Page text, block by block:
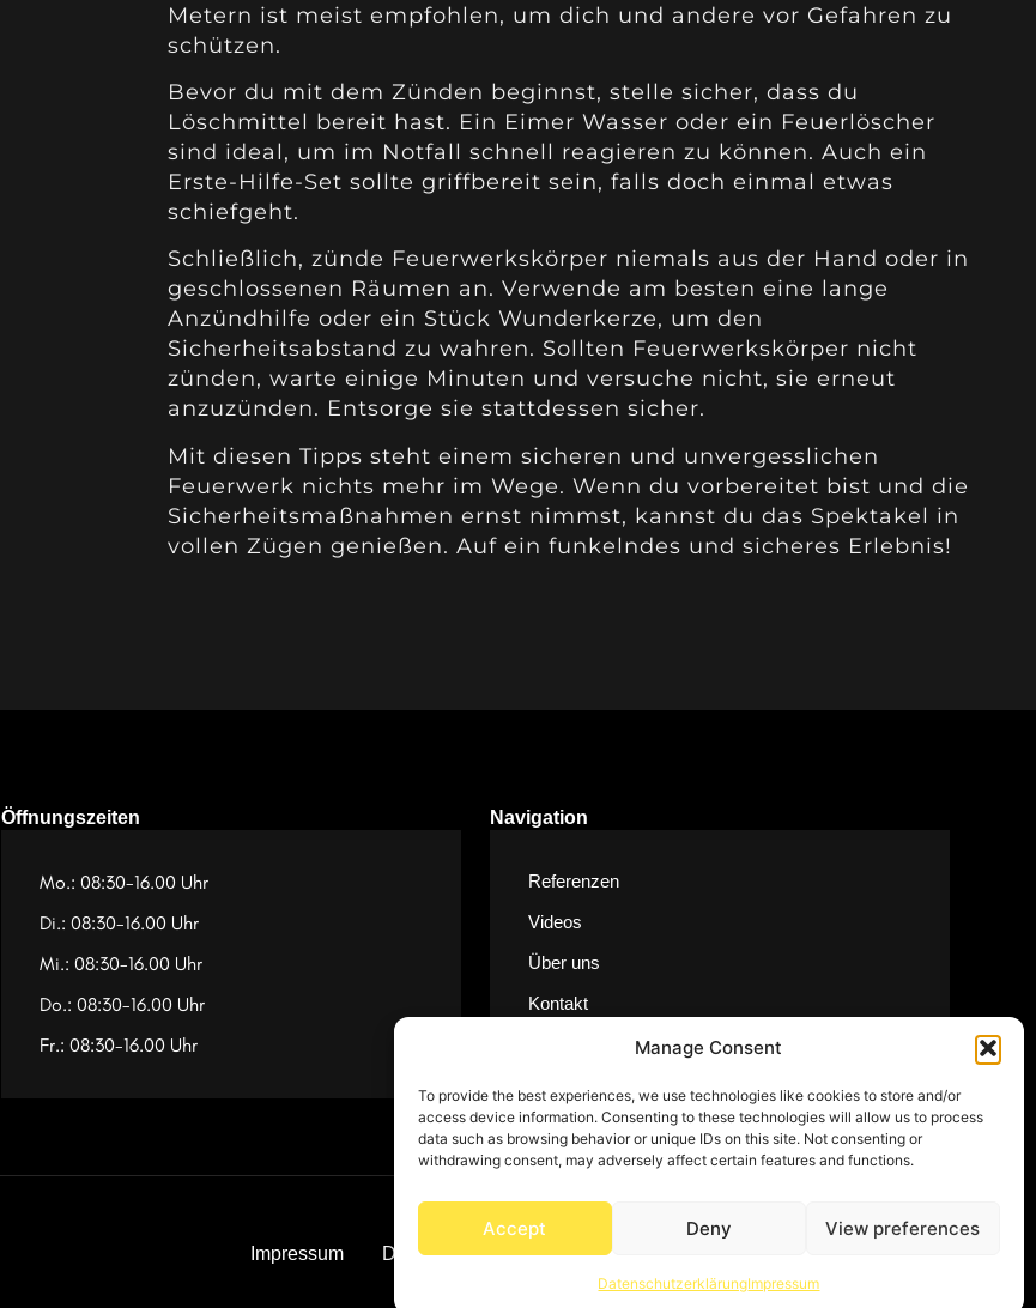
Manage Consent
To provide the best experiences, we use technologies like cookies to store and/or
access device information. Consenting to these technologies will allow us to process
data such as browsing behavior or unique IDs on this site. Not consenting or
withdrawing consent, may adversely affect certain features and functions.
Accept Deny View preferences
DatenschutzerklärungImpressum
Metern ist meist empfohlen, um dich und andere vor Gefahren zu
schützen.
Bevor du mit dem Zünden beginnst, stelle sicher, dass du
Löschmittel bereit hast. Ein Eimer Wasser oder ein Feuerlöscher
sind ideal, um im Notfall schnell reagieren zu können. Auch ein
Erste-Hilfe-Set sollte griffbereit sein, falls doch einmal etwas
schiefgeht.
Schließlich, zünde Feuerwerkskörper niemals aus der Hand oder in
geschlossenen Räumen an. Verwende am besten eine lange
Anzündhilfe oder ein Stück Wunderkerze, um den
Sicherheitsabstand zu wahren. Sollten Feuerwerkskörper nicht
zünden, warte einige Minuten und versuche nicht, sie erneut
anzuzünden. Entsorge sie stattdessen sicher.
Mit diesen Tipps steht einem sicheren und unvergesslichen
Feuerwerk nichts mehr im Wege. Wenn du vorbereitet bist und die
Sicherheitsmaßnahmen ernst nimmst, kannst du das Spektakel in
vollen Zügen genießen. Auf ein funkelndes und sicheres Erlebnis!
Öffnungszeiten
Mo.: 08:30-16.00 Uhr
Di.: 08:30-16.00 Uhr
Mi.: 08:30-16.00 Uhr
Do.: 08:30-16.00 Uhr
Fr.: 08:30-16.00 Uhr
Navigation
Referenzen
Videos
Über uns
Kontakt
Impressum Datenschutz